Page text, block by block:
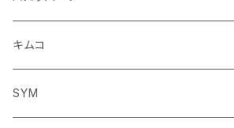
サスペンション
サスペンション
クラッチブレーキレバー
フェンダー系
ミラー
キムコ
ミラー
SYM